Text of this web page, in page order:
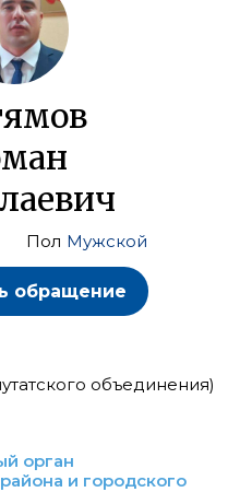
Пол Мужской
обращение
объединения)
орган
и городского